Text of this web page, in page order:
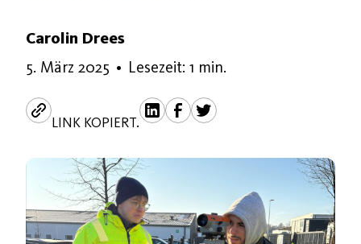
Carolin Drees
5. März 2025 7. März 2025
• Lesezeit: 1 min.
LINK KOPIERT.